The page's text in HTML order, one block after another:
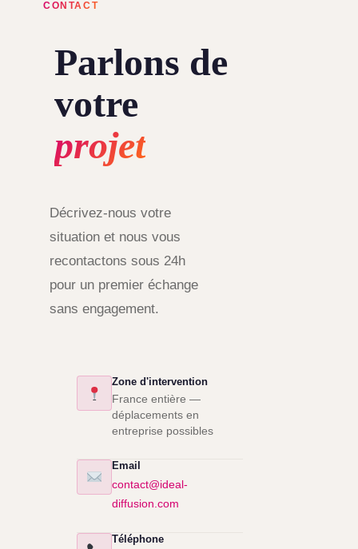
CONTACT
Parlons de
votre
projet
Décrivez-nous votre
situation et nous vous
recontactons sous 24h
pour un premier échange
sans engagement.
Zone d'intervention
France entière —
déplacements en
entreprise possibles
Email
contact@ideal-
diffusion.com
Téléphone